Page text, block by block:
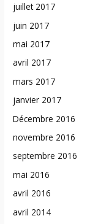
juillet 2017
juin 2017
mai 2017
avril 2017
mars 2017
janvier 2017
Décembre 2016
novembre 2016
septembre 2016
mai 2016
avril 2016
avril 2014